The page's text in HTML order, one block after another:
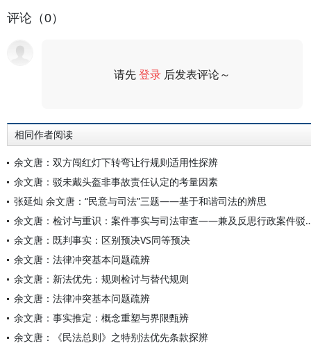
评论（0）
请先登录 后发表评论～
相同作者阅读
余文唐：双方闯红灯下转弯让行规则适用性探辨
余文唐：驳未戴头盔非事故责任认定的考量因素
张延灿 余文唐：“民意与司法”三题——基于和谐司法的辨思
余文唐：检讨与重识：案件事实
余文唐：既判事实：区别预决VS同等预决
余文唐：法律冲突基本问题疏辨
余文唐：新法优先：规则检讨与替代规则
余文唐：法律冲突基本问题疏辨
余文唐：事实推定：概念重塑与界限甄辨
余文唐：《民法总则》之特别法优先条款探辨